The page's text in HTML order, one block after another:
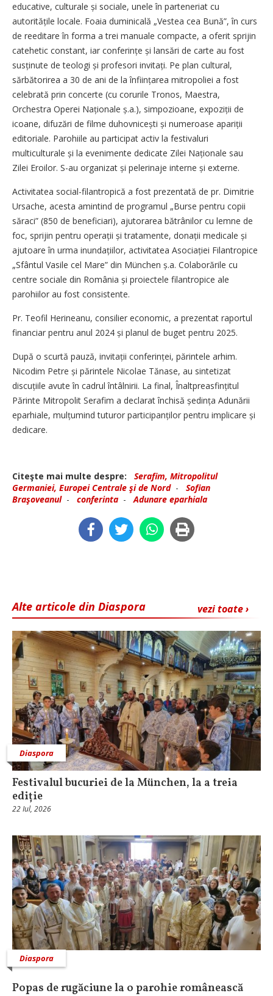
educative, culturale și sociale, unele în parteneriat cu
autoritățile locale. Foaia duminicală „Vestea cea Bună”, în curs
de reeditare în forma a trei manuale compacte, a oferit sprijin
catehetic constant, iar conferințe și lansări de carte au fost
susținute de teologi și profesori invitați. Pe plan cultural,
sărbătorirea a 30 de ani de la înfiin­țarea mitropoliei a fost
celebrată prin concerte (cu corurile Tronos, Maestra,
Orchestra Operei Na­ționale ș.a.), simpozioane, ex­po­zi­ții de
icoane, difuzări de filme du­hov­nicești și numeroase apa­riții
editoriale. Parohiile au participat activ la festivaluri
multiculturale și la evenimente dedicate Zilei Naționale sau
Zilei Eroilor. S-au organizat și pelerinaje interne și externe.
Activitatea social-filantropică a fost prezentată de pr. Dimitrie
Ursache, acesta amintind de programul „Burse pentru copii
săraci” (850 de beneficiari), ajutorarea bătrânilor cu lemne de
foc, sprijin pentru operații și tratamente, donații medicale și
ajutoare în urma inunda­țiilor, activitatea Asociației Filan­tro­pice
„Sfântul Vasile cel Mare” din München ș.a. Colaborările cu
centre sociale din România și proiectele filantropice ale
parohiilor au fost consistente.
Pr. Teofil Herineanu, consilier economic, a prezentat raportul
financiar pentru anul 2024 și planul de buget pentru 2025.
După o scurtă pauză, invitații conferinței, părintele arhim.
Nicodim Petre și părintele Nicolae Tănase, au sintetizat
discuțiile avute în cadrul întâlnirii. La final, Înaltpreasfințitul
Părinte Mitropolit Serafim a declarat închisă ședința Adunării
eparhiale, mul­țumind tuturor participanților pentru implicare și
dedicare.
Citeşte mai multe despre:
Serafim, Mitropolitul
Germaniei, Europei Centrale şi de Nord- Sofian
Braşoveanul- conferinta -Adunare eparhiala
vezi toate ›
Alte articole din Diaspora
Diaspora
Festivalul bucuriei de la München, la a treia
ediție
22 Iul, 2026
Diaspora
Popas de rugăciune la o parohie românească